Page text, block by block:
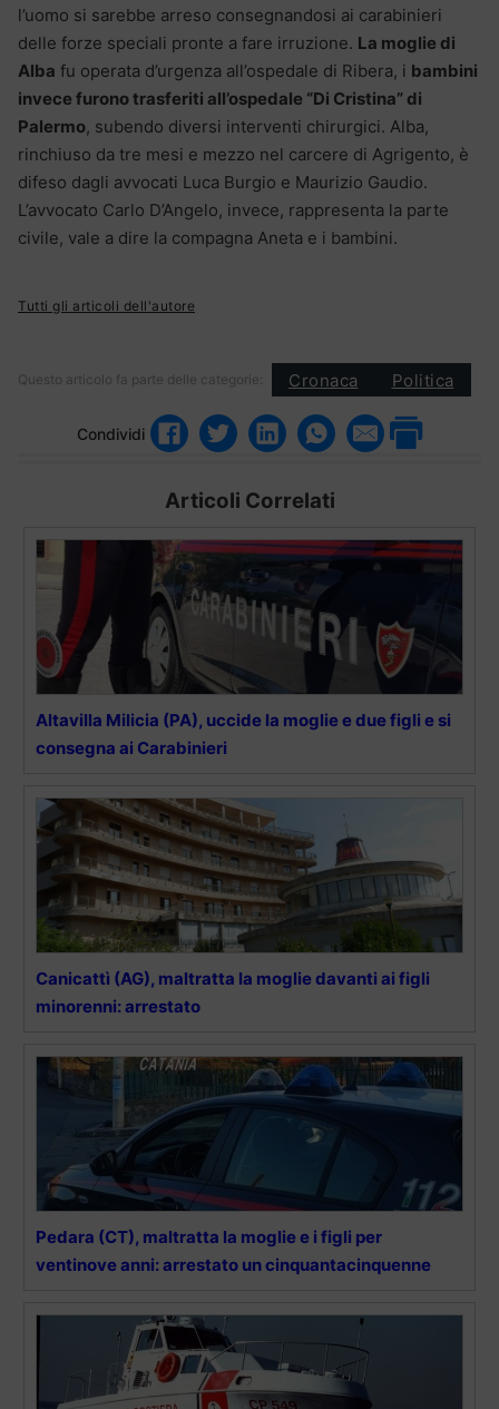
l’uomo si sarebbe arreso consegnandosi ai carabinieri
delle forze speciali pronte a fare irruzione. La moglie di
Alba fu operata d’urgenza all’ospedale di Ribera, i bambini
invece furono trasferiti all’ospedale “Di Cristina” di
Palermo, subendo diversi interventi chirurgici. Alba,
rinchiuso da tre mesi e mezzo nel carcere di Agrigento, è
difeso dagli avvocati Luca Burgio e Maurizio Gaudio.
L’avvocato Carlo D’Angelo, invece, rappresenta la parte
civile, vale a dire la compagna Aneta e i bambini.
Tutti gli articoli dell'autore
Questo articolo fa parte delle categorie: Cronaca Politica
Condividi
Articoli Correlati
Altavilla Milicia (PA), uccide la moglie e due figli e si
consegna ai Carabinieri
Canicattì (AG), maltratta la moglie davanti ai figli
minorenni: arrestato
Pedara (CT), maltratta la moglie e i figli per
ventinove anni: arrestato un cinquantacinquenne